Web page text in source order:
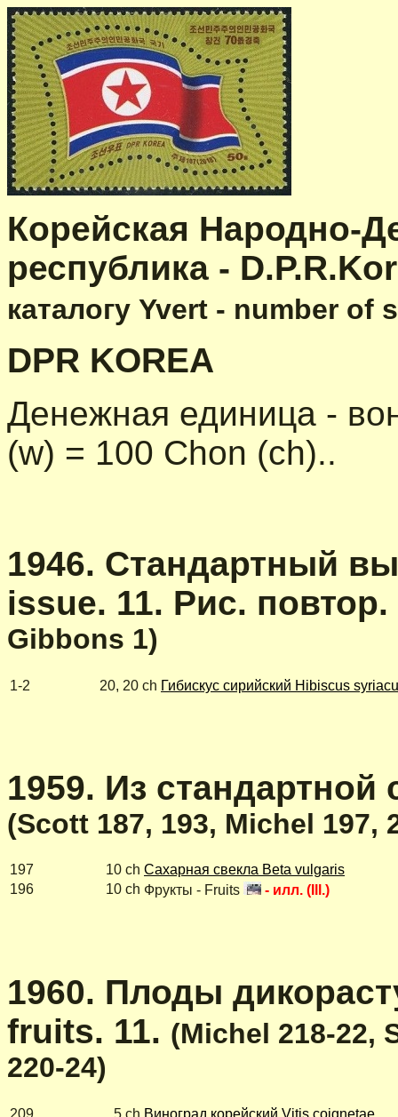
Корейская Народно-
республика -
каталогу Yvert - number of
DPR KOREA
Денежная единица -
(w) = 100 Chon (ch)..
1946. Стандартный
issue. 11. Рис. повтор.
Gibbons 1)
1-2 20, 20 ch Гибискус сирийский Hibiscus
1959. Из
(Scott 187, 193, Michel 197,
197 10 ch Сахарная свекла Beta vulgaris
196
10 ch Фрукты - Fruits - илл. (Ill.)
1960. Плоды
fruits. 11. (Michel 218-22,
220-24)
209 5 ch Виноград корейский Vitis coignetae